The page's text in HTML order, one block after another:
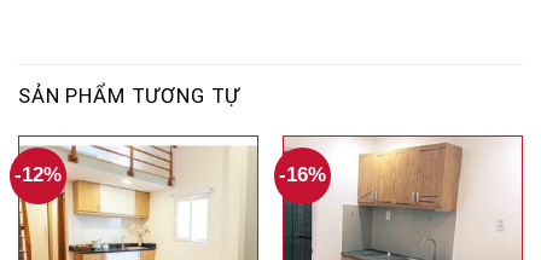
SẢN PHẨM TƯƠNG TỰ
-12% -16%